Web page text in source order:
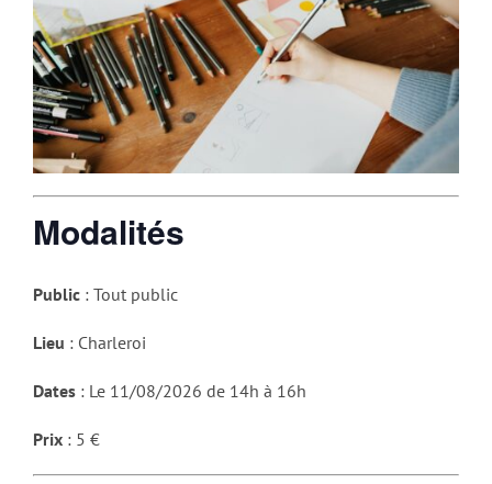
Modalités
Public : Tout public
Lieu : Charleroi
Dates : Le 11/08/2026 de 14h à 16h
Prix : 5 €